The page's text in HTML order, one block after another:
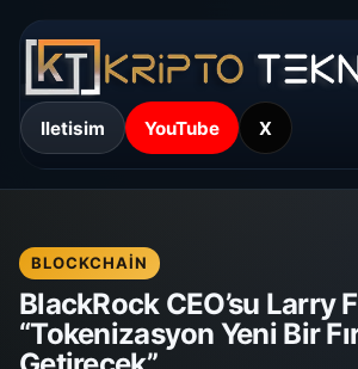
Iletisim YouTube X
BLOCKCHAIN
BlackRock CEO’su Larry
“Tokenizasyon Yeni Bir